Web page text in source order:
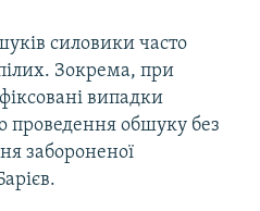
силовики часто
Зокрема, при
випадки
обшуку без
забороненої